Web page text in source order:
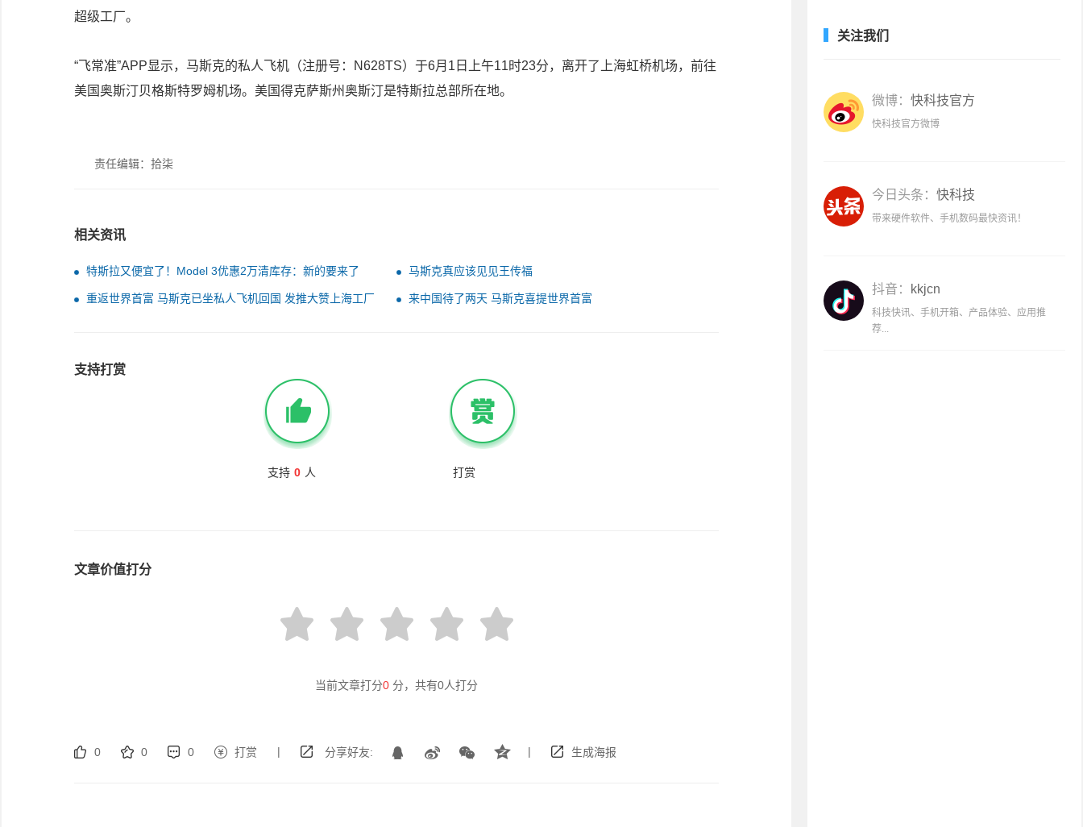
超级工厂。
“飞常准”APP显示，马斯克的私人飞机（注册号：N628TS）于6月1日上午11时23分，离开了上海虹桥机场，前往
美国奥斯汀贝格斯特罗姆机场。美国得克萨斯州奥斯汀是特斯拉总部所在地。
责任编辑：拾柒
相关资讯
特斯拉又便宜了！Model 3优惠2万清库存：新的要来了 马斯克真应该见见王传福
重返世界首富 马斯克已坐私人飞机回国 发推大赞上海工厂
来中国待了两天 马斯克喜提世界首富
支持打赏
支持 0 人 打赏
文章价值打分
当前文章打分0 分，共有0人打分
0 0 0 打赏 | 分享好友: | 生成海报
关注我们
微博： 快科技官方
快科技官方微博
今日头条： 快科技
带来硬件软件、手机数码最快资讯！
抖音： kkjcn
科技快讯、手机开箱、产品体验、应用推
荐...